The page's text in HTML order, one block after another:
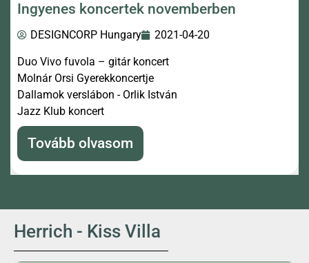
Ingyenes koncertek novemberben
DESIGNCORP Hungary 2021-04-20
Duo Vivo fuvola – gitár koncert
Molnár Orsi Gyerekkoncertje
Dallamok verslábon - Orlik István
Jazz Klub koncert
Tovább olvasom
Herrich - Kiss Villa